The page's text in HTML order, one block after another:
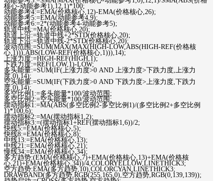
核心-动能参考1),12,1)*100;
动能参考4:=EMA(价格核心,12)-EMA(价格核心,26);
动能参考5:=EMA(动能参考4,9);
动能参考6:=2*(动能参考4-动能参考5);
轨道中线:=MA(价格核心,20);
轨道上沿:=轨道中线+2*STD(价格核心,20);
轨道下沿:=轨道中线-2*STD(价格核心,20);
波动范围:=SUM(MAX(MAX(HIGH-LOW,ABS(HIGH-REF(价格核
心,1))),ABS(LOW-REF(价格核心,1))),14);
上涨力度:=HIGH-REF(HIGH,1);
下跌力度:=REF(LOW,1)-LOW;
多头能量:=SUM(IF(上涨力度>0 AND 上涨力度>下跌力度,上涨力
度,0),14);
空头能量:=SUM(IF(下跌力度>0 AND 下跌力度>上涨力度,下跌力
度,0),14);
多空比例1:=多头能量*100/波动范围;
多空比例2:=空头能量*100/波动范围;
摆动指标1:=MA(ABS(多空比例2-多空比例1)/(多空比例2+多空比例
1)*100,6);
摆动指标2:=MA(摆动指标1,2);
摆动指标3:=(摆动指标1+REF(摆动指标1,6))/2;
快线5:=EMA(价格核心,5);
快线8:=EMA(价格核心,8);
中线13:=EMA(价格核心,13);
中线21:=EMA(价格核心,21);
慢线34:=EMA(价格核心,34);
多方趋势:(EMA(价格核心,7)+EMA(价格核心,13)+EMA(价格核
心,21)+EMA(价格核心,34))/4,COLORYELLOW,LINETHICK3;
空方趋势:EMA(多方趋势,10),COLORCYAN,LINETHICK3;
DRAWBAND(多方趋势,RGB(255,165,0),空方趋势,RGB(0,139,139));